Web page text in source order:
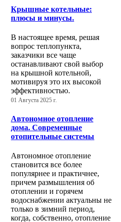
Крышные котельные:
плюсы и минусы.
В настоящее время, решая
вопрос теплопункта,
заказчики все чаще
останавливают свой выбор
на крышной котельной,
мотивируя это их высокой
эффективностью.
01 Августа 2025 г.
Автономное отопление
дома. Современные
отопительные системы
Автономное отопление
становится все более
популярнее и практичнее,
причем размышления об
отоплении и горячем
водоснабжении актуальны не
только в зимний период,
когда, собственно, отопление